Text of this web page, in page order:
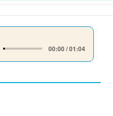
00:00 / 01:04